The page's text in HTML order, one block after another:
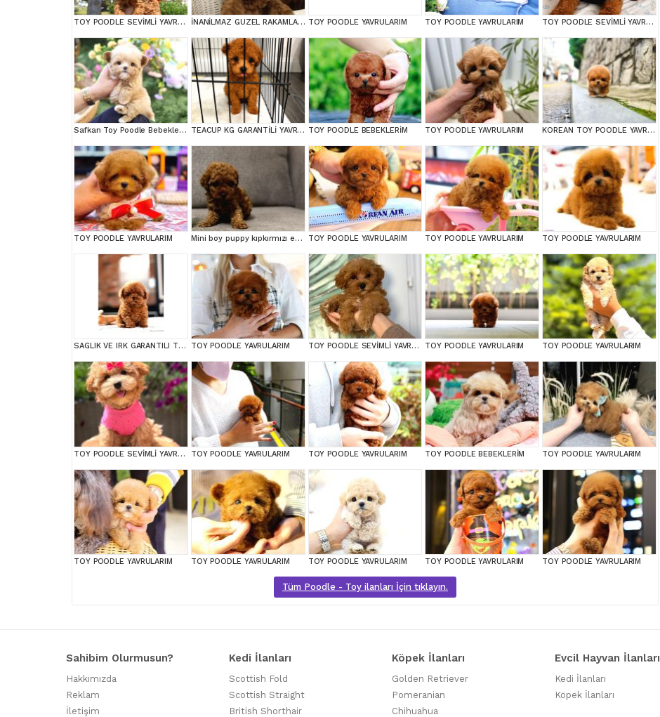
TOY POODLE SEVİMLİ YAVRULAR EV ÜRETİMİ İNANİLMAZ GUZEL RAKAMLARA GERÇEK TOY YAVRULAR TOY POODLE YAVRULARIM TOY POODLE YAVRULARIM TOY POODLE SEVİMLİ YAVRULAR EV ÜRETİMİ
Safkan Toy Poodle Bebeklerimiz TEACUP KG GARANTİLİ YAVRULAR TOY POODLE BEBEKLERİM TOY POODLE YAVRULARIM KOREAN TOY POODLE YAVRULARIMIZ
TOY POODLE YAVRULARIM Mini boy puppy kıpkırmızı ev üretimi TOOY POODLE TOY POODLE YAVRULARIM TOY POODLE YAVRULARIM TOY POODLE YAVRULARIM
SAGLIK VE IRK GARANTILI TOY POODLE YAVRULARIM TOY POODLE YAVRULARIM TOY POODLE SEVİMLİ YAVRULAR EV ÜRETİMİ TOY POODLE YAVRULARIM TOY POODLE YAVRULARIM
TOY POODLE SEVİMLİ YAVRULAR EV ÜRETİMİ TOY POODLE YAVRULARIM TOY POODLE YAVRULARIM TOY POODLE BEBEKLERİM TOY POODLE YAVRULARIM
TOY POODLE YAVRULARIM TOY POODLE YAVRULARIM TOY POODLE YAVRULARIM TOY POODLE YAVRULARIM TOY POODLE YAVRULARIM
Tüm Poodle - Toy ilanları İçin tıklayın.
Sahibim Olurmusun?
Hakkımızda
Reklam
İletişim
Kedi İlanları
Scottish Fold
Scottish Straight
British Shorthair
Köpek İlanları
Golden Retriever
Pomeranian
Chihuahua
Evcil Hayvan İlanları
Kedi İlanları
Köpek İlanları